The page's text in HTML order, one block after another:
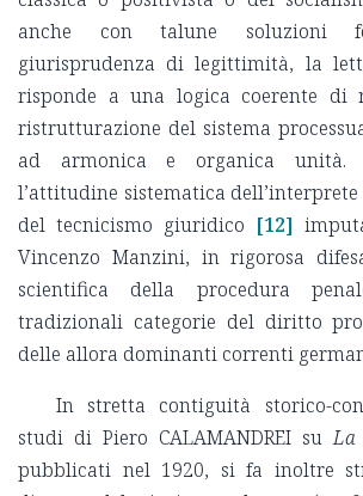
anche con talune soluzioni
giurisprudenza di legittimità, la
risponde a una logica coerente di
ristrutturazione del sistema
ad armonica e organica unità.
l’attitudine sistematica
del tecnicismo giuridico [12]
Vincenzo Manzini, in rigorosa
scientifica della procedura
tradizionali categorie del diritto
delle allora dominanti correnti
In stretta contiguità storico-
studi di Piero CALAMANDREI suLa
pubblicati nel 1920, si fa inoltre